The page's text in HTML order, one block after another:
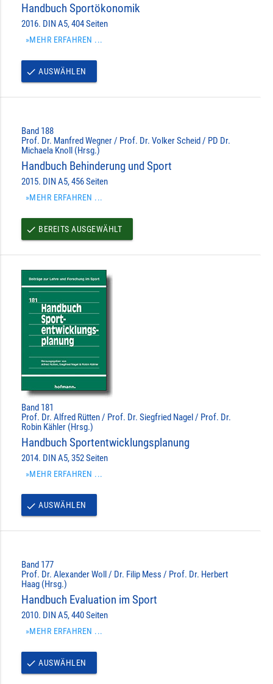
Handbuch Sportökonomik
2016. DIN A5, 404 Seiten
»MEHR ERFAHREN ...
done AUSWÄHLEN
Band 188
Prof. Dr. Manfred Wegner / Prof. Dr. Volker Scheid / PD Dr.
Michaela Knoll (Hrsg.)
Handbuch Behinderung und Sport
2015. DIN A5, 456 Seiten
»MEHR ERFAHREN ...
done BEREITS AUSGEWÄHLT
Band 181
Prof. Dr. Alfred Rütten / Prof. Dr. Siegfried Nagel / Prof. Dr.
Robin Kähler (Hrsg.)
Handbuch Sportentwicklungsplanung
2014. DIN A5, 352 Seiten
»MEHR ERFAHREN ...
done AUSWÄHLEN
Band 177
Prof. Dr. Alexander Woll / Dr. Filip Mess / Prof. Dr. Herbert
Haag (Hrsg.)
Handbuch Evaluation im Sport
2010. DIN A5, 440 Seiten
»MEHR ERFAHREN ...
done AUSWÄHLEN